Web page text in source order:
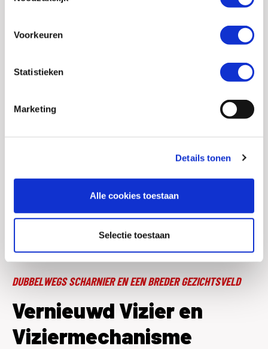
Voorkeuren
Statistieken
Marketing
Details tonen
Alle cookies toestaan
Selectie toestaan
DUBBELWEGS SCHARNIER EN EEN BREDER GEZICHTSVELD
Vernieuwd Vizier en
Viziermechanisme